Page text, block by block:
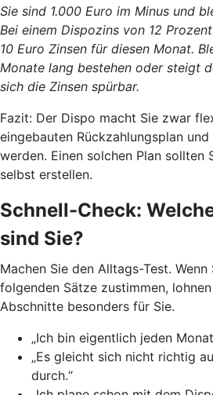
Sie sind 1.000 Euro im Minus und
Bei einem Dispozins von 12
10 Euro Zinsen für diesen Monat.
Monate lang bestehen oder steigt
sich die Zinsen spürbar.
Fazit: Der Dispo macht Sie zwar
eingebauten Rückzahlungsplan
werden. Einen solchen Plan sollten
selbst erstellen.
Schnell-Check:
sind Sie?
Machen Sie den Alltags-Test.
folgenden Sätze zustimmen,
Abschnitte besonders für Sie.
„Ich bin eigentlich jeden
„Es gleicht sich nicht richtig
durch.“